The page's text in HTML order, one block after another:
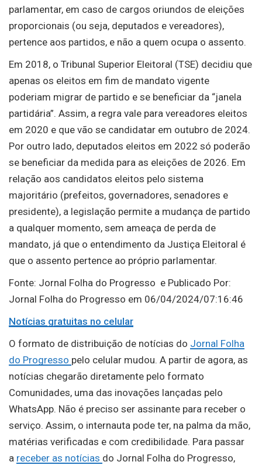
parlamentar, em caso de cargos oriundos de eleições
proporcionais (ou seja, deputados e vereadores),
pertence aos partidos, e não a quem ocupa o assento.
Em 2018, o Tribunal Superior Eleitoral (TSE) decidiu que
apenas os eleitos em fim de mandato vigente
poderiam migrar de partido e se beneficiar da “janela
partidária”. Assim, a regra vale para vereadores eleitos
em 2020 e que vão se candidatar em outubro de 2024.
Por outro lado, deputados eleitos em 2022 só poderão
se beneficiar da medida para as eleições de 2026. Em
relação aos candidatos eleitos pelo sistema
majoritário (prefeitos, governadores, senadores e
presidente), a legislação permite a mudança de partido
a qualquer momento, sem ameaça de perda de
mandato, já que o entendimento da Justiça Eleitoral é
que o assento pertence ao próprio parlamentar.
Fonte: Jornal Folha do Progresso e Publicado Por:
Jornal Folha do Progresso em 06/04/2024/07:16:46
Notícias gratuitas no celular
O formato de distribuição de notícias do Jornal Folha
do Progresso pelo celular mudou. A partir de agora, as
notícias chegarão diretamente pelo formato
Comunidades, uma das inovações lançadas pelo
WhatsApp. Não é preciso ser assinante para receber o
serviço. Assim, o internauta pode ter, na palma da mão,
matérias verificadas e com credibilidade. Para passar
a receber as notícias do Jornal Folha do Progresso,